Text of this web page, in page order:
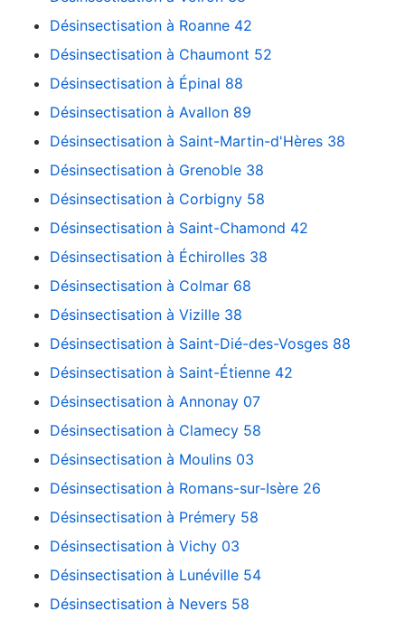
Désinsectisation à Roanne 42
Désinsectisation à Chaumont 52
Désinsectisation à Épinal 88
Désinsectisation à Avallon 89
Désinsectisation à Saint-Martin-d'Hères 38
Désinsectisation à Grenoble 38
Désinsectisation à Corbigny 58
Désinsectisation à Saint-Chamond 42
Désinsectisation à Échirolles 38
Désinsectisation à Colmar 68
Désinsectisation à Vizille 38
Désinsectisation à Saint-Dié-des-Vosges 88
Désinsectisation à Saint-Étienne 42
Désinsectisation à Annonay 07
Désinsectisation à Clamecy 58
Désinsectisation à Moulins 03
Désinsectisation à Romans-sur-Isère 26
Désinsectisation à Prémery 58
Désinsectisation à Vichy 03
Désinsectisation à Lunéville 54
Désinsectisation à Nevers 58